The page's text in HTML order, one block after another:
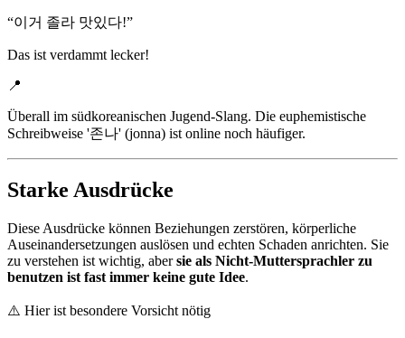
“이거 졸라 맛있다!”
Das ist verdammt lecker!
📍
Überall im südkoreanischen Jugend-Slang. Die euphemistische
Schreibweise '존나' (jonna) ist online noch häufiger.
Starke Ausdrücke
Diese Ausdrücke können Beziehungen zerstören, körperliche
Auseinandersetzungen auslösen und echten Schaden anrichten. Sie
zu verstehen ist wichtig, abersie als Nicht-Muttersprachler zu
benutzen ist fast immer keine gute Idee.
⚠️ Hier ist besondere Vorsicht nötig